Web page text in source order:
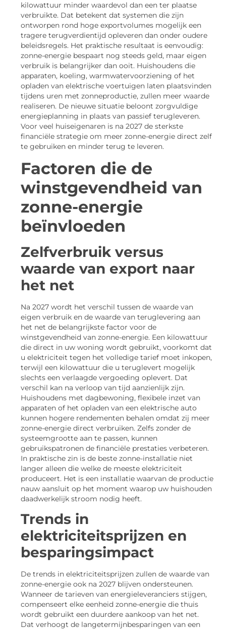
kilowattuur minder waardevol dan een ter plaatse
verbruikte. Dat betekent dat systemen die zijn
ontworpen rond hoge exportvolumes mogelijk een
tragere terugverdientijd opleveren dan onder oudere
beleidsregels. Het praktische resultaat is eenvoudig:
zonne-energie bespaart nog steeds geld, maar eigen
verbruik is belangrijker dan ooit. Huishoudens die
apparaten, koeling, warmwatervoorziening of het
opladen van elektrische voertuigen laten plaatsvinden
tijdens uren met zonneproductie, zullen meer waarde
realiseren. De nieuwe situatie beloont zorgvuldige
energieplanning in plaats van passief terugleveren.
Voor veel huiseigenaren is na 2027 de sterkste
financiële strategie om meer zonne-energie direct zelf
te gebruiken en minder terug te leveren.
Factoren die de
winstgevendheid van
zonne-energie
beïnvloeden
Zelfverbruik versus
waarde van export naar
het net
Na 2027 wordt het verschil tussen de waarde van
eigen verbruik en de waarde van teruglevering aan
het net de belangrijkste factor voor de
winstgevendheid van zonne-energie. Een kilowattuur
die direct in uw woning wordt gebruikt, voorkomt dat
u elektriciteit tegen het volledige tarief moet inkopen,
terwijl een kilowattuur die u teruglevert mogelijk
slechts een verlaagde vergoeding oplevert. Dat
verschil kan na verloop van tijd aanzienlijk zijn.
Huishoudens met dagbewoning, flexibele inzet van
apparaten of het opladen van een elektrische auto
kunnen hogere rendementen behalen omdat zij meer
zonne-energie direct verbruiken. Zelfs zonder de
systeemgrootte aan te passen, kunnen
gebruikspatronen de financiële prestaties verbeteren.
In praktische zin is de beste zonne-installatie niet
langer alleen die welke de meeste elektriciteit
produceert. Het is een installatie waarvan de productie
nauw aansluit op het moment waarop uw huishouden
daadwerkelijk stroom nodig heeft.
Trends in
elektriciteitsprijzen en
besparingsimpact
De trends in elektriciteitsprijzen zullen de waarde van
zonne-energie ook na 2027 blijven ondersteunen.
Wanneer de tarieven van energieleveranciers stijgen,
compenseert elke eenheid zonne-energie die thuis
wordt gebruikt een duurdere aankoop van het net.
Dat verhoogt de langetermijnbesparingen van een